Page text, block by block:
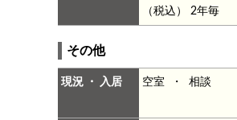
（税込） 2年毎
その他
現況 ・ 入居 空室 ・ 相談